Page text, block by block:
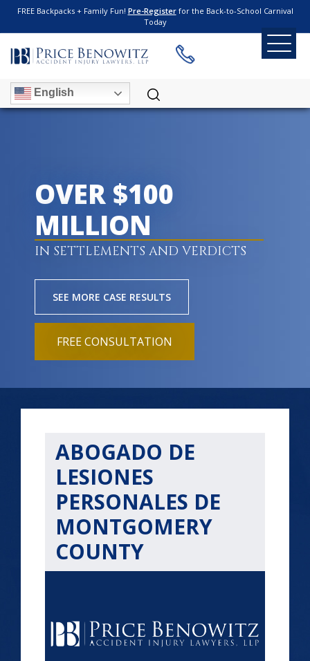
FREE Backpacks + Family Fun! Pre-Registerfor the Back-to-School Carnival
Today
English
OVER $100
MILLION
IN SETTLEMENTS AND VERDICTS
SEE MORE CASE RESULTS
FREE CONSULTATION
ABOGADO DE
LESIONES
PERSONALES DE
MONTGOMERY
COUNTY